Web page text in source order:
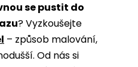
se pustit do
? Vyzkoušejte
­­– způsob malování,
Od nás si